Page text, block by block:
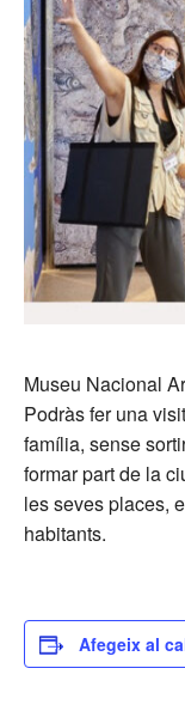
Museu Nacional
Podràs fer una
família, sense
formar part de la
les seves places,
habitants.
Afegeix al